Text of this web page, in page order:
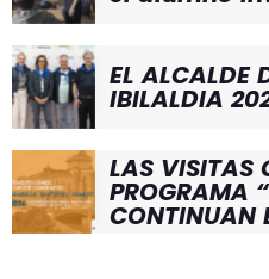
EL ALCALDE
IBILALDIA
LAS VISITAS
PROGRAMA
CONTINUAN